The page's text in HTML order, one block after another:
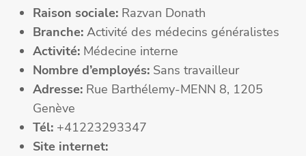
Raison sociale: Razvan Donath
Branche: Activité des médecins généralistes
Activité: Médecine interne
Nombre d’employés: Sans travailleur
Adresse: Rue Barthélemy-MENN 8, 1205
Genève
Tél: +41223293347
Site internet: